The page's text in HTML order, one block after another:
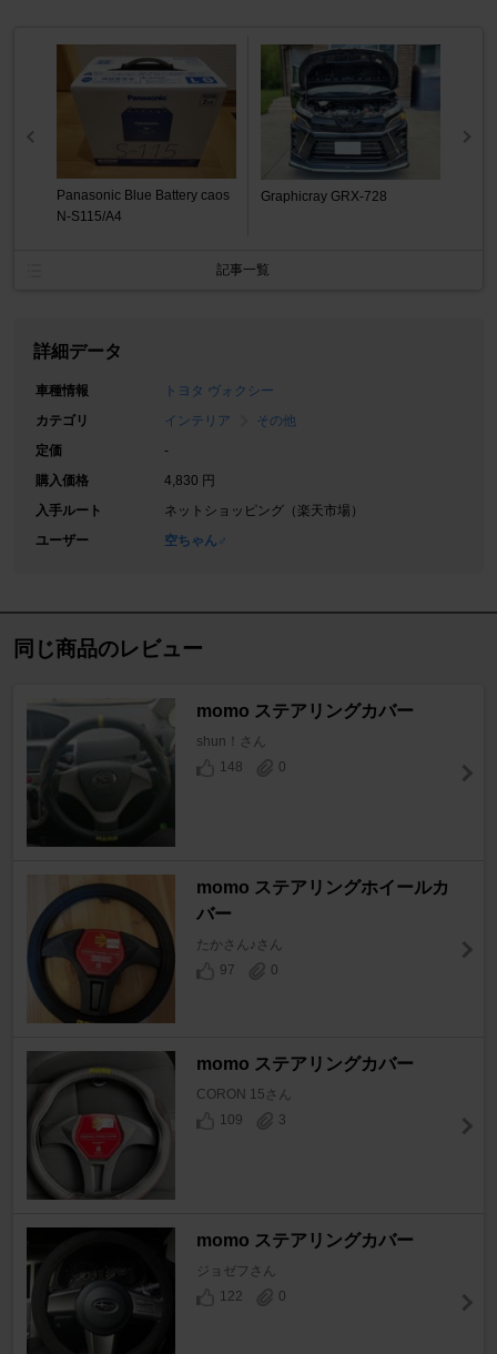
Panasonic Blue Battery caos
N-S115/A4
Graphicray GRX-728
記事一覧
詳細データ
車種情報
トヨタ ヴォクシー
カテゴリ
インテリア
その他
定価
-
購入価格
4,830 円
入手ルート
ネットショッピング（楽天市場）
ユーザー
空ちゃん♂
同じ商品のレビュー
momo ステアリングカバー
shun！さん
148
0
momo ステアリングホイールカ
バー
たかさん♪さん
97
0
momo ステアリングカバー
CORON 15さん
109
3
momo ステアリングカバー
ジョゼフさん
122
0